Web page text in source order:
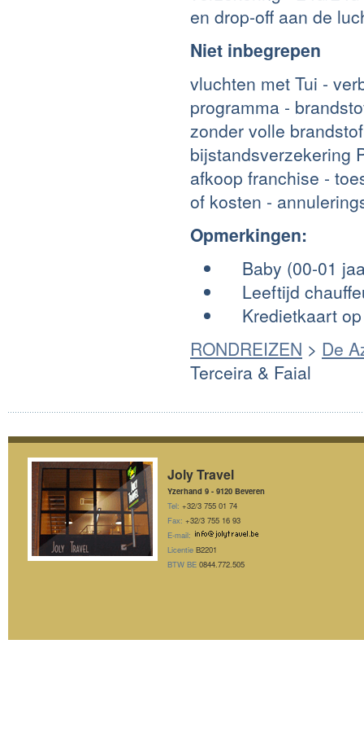
en drop-off aan de
Niet inbegrepen
vluchten met Tui -
programma -
zonder volle
bijstandsverzekering
afkoop franchise -
of kosten -
Opmerkingen:
Baby (00-01
Leeftijd
Kredietkaart op
RONDREIZEN > De
Terceira & Faial
Joly Travel
Yzerhand 9 - 9120 Beveren
Tel: +32/3 755 01 74
Fax: +32/3 755 16 93
E-mail:
Licentie B2201
BTW BE 0844.772.505